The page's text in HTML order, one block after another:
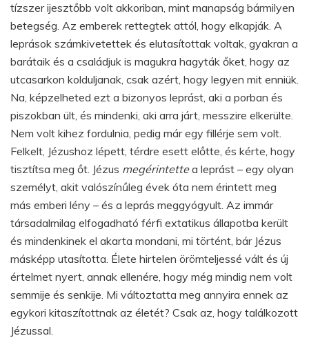
tízszer ijesztőbb volt akkoriban, mint manapság bármilyen
betegség. Az emberek rettegtek attól, hogy elkapják. A
leprások számkivetettek és elutasítottak voltak, gyakran a
barátaik és a családjuk is magukra hagyták őket, hogy az
utcasarkon kolduljanak, csak azért, hogy legyen mit enniük.
Na, képzelheted ezt a bizonyos leprást, aki a porban és
piszokban ült, és mindenki, aki arra járt, messzire elkerülte.
Nem volt kihez fordulnia, pedig már egy fillérje sem volt.
Felkelt, Jézushoz lépett, térdre esett előtte, és kérte, hogy
tisztítsa meg őt. Jézus megérintettea leprást – egy olyan
személyt, akit valószínűleg évek óta nem érintett meg
más emberi lény – és a leprás meggyógyult. Az immár
társadalmilag elfogadható férfi extatikus állapotba került
és mindenkinek el akarta mondani, mi történt, bár Jézus
másképp utasította. Élete hirtelen örömteljessé vált és új
értelmet nyert, annak ellenére, hogy még mindig nem volt
semmije és senkije. Mi változtatta meg annyira ennek az
egykori kitaszítottnak az életét? Csak az, hogy találkozott
Jézussal.